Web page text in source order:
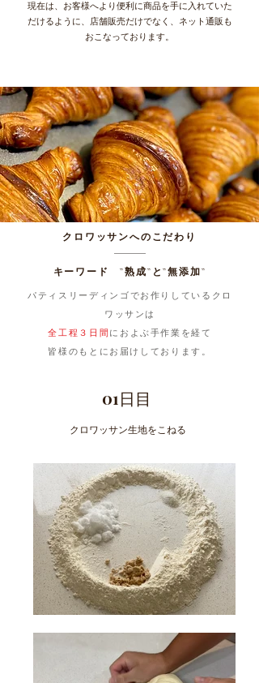
現在は、お客様へより便利に商品を手に入れていた
だけるように、店舗販売だけでなく、ネット通販も
おこなっております。
​クロワッサンへのこだわり
キーワード ”​熟成”と”無添加”
パティスリーディンゴでお作りしているクロ
ワッサンは
全工程３日間 におよぶ手作業を経て
皆様のもとにお届けしております。
01日目
クロワッサン生地をこねる